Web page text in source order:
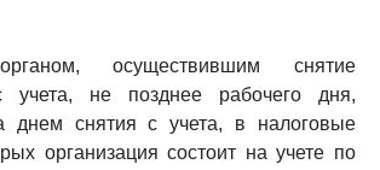
осуществившим снятие
учета, не позднее рабочего дня,
днем снятия с учета, в налоговые
организация состоит на учете по